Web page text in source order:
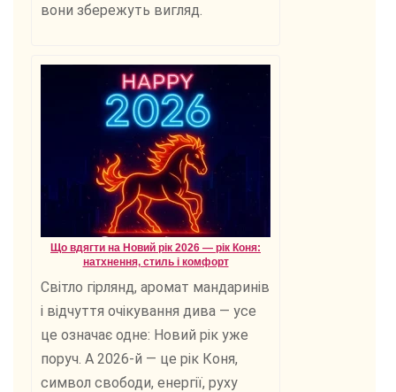
вони збережуть вигляд.
Що вдягти на Новий рік 2026 — рік Коня:
натхнення, стиль і комфорт
Світло гірлянд, аромат мандаринів
і відчуття очікування дива — усе
це означає одне: Новий рік уже
поруч. А 2026-й — це рік Коня,
символ свободи, енергії, руху